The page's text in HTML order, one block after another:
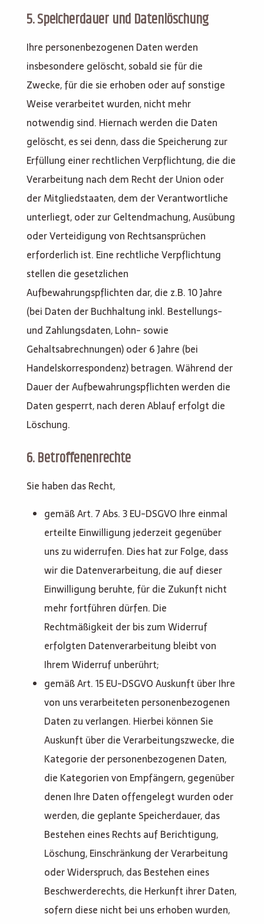
5. Speicherdauer und Datenlöschung
Ihre personenbezogenen Daten werden
insbesondere gelöscht, sobald sie für die
Zwecke, für die sie erhoben oder auf sonstige
Weise verarbeitet wurden, nicht mehr
notwendig sind. Hiernach werden die Daten
gelöscht, es sei denn, dass die Speicherung zur
Erfüllung einer rechtlichen Verpflichtung, die die
Verarbeitung nach dem Recht der Union oder
der Mitgliedstaaten, dem der Verantwortliche
unterliegt, oder zur Geltendmachung, Ausübung
oder Verteidigung von Rechtsansprüchen
erforderlich ist. Eine rechtliche Verpflichtung
stellen die gesetzlichen
Aufbewahrungspflichten dar, die z.B. 10 Jahre
(bei Daten der Buchhaltung inkl. Bestellungs-
und Zahlungsdaten, Lohn- sowie
Gehaltsabrechnungen) oder 6 Jahre (bei
Handelskorrespondenz) betragen. Während der
Dauer der Aufbewahrungspflichten werden die
Daten gesperrt, nach deren Ablauf erfolgt die
Löschung.
6. Betroffenenrechte
Sie haben das Recht,
gemäß Art. 7 Abs. 3 EU-DSGVO Ihre einmal
erteilte Einwilligung jederzeit gegenüber
uns zu widerrufen. Dies hat zur Folge, dass
wir die Datenverarbeitung, die auf dieser
Einwilligung beruhte, für die Zukunft nicht
mehr fortführen dürfen. Die
Rechtmäßigkeit der bis zum Widerruf
erfolgten Datenverarbeitung bleibt von
Ihrem Widerruf unberührt;
gemäß Art. 15 EU-DSGVO Auskunft über Ihre
von uns verarbeiteten personenbezogenen
Daten zu verlangen. Hierbei können Sie
Auskunft über die Verarbeitungszwecke, die
Kategorie der personenbezogenen Daten,
die Kategorien von Empfängern, gegenüber
denen Ihre Daten offengelegt wurden oder
werden, die geplante Speicherdauer, das
Bestehen eines Rechts auf Berichtigung,
Löschung, Einschränkung der Verarbeitung
oder Widerspruch, das Bestehen eines
Beschwerderechts, die Herkunft ihrer Daten,
sofern diese nicht bei uns erhoben wurden,